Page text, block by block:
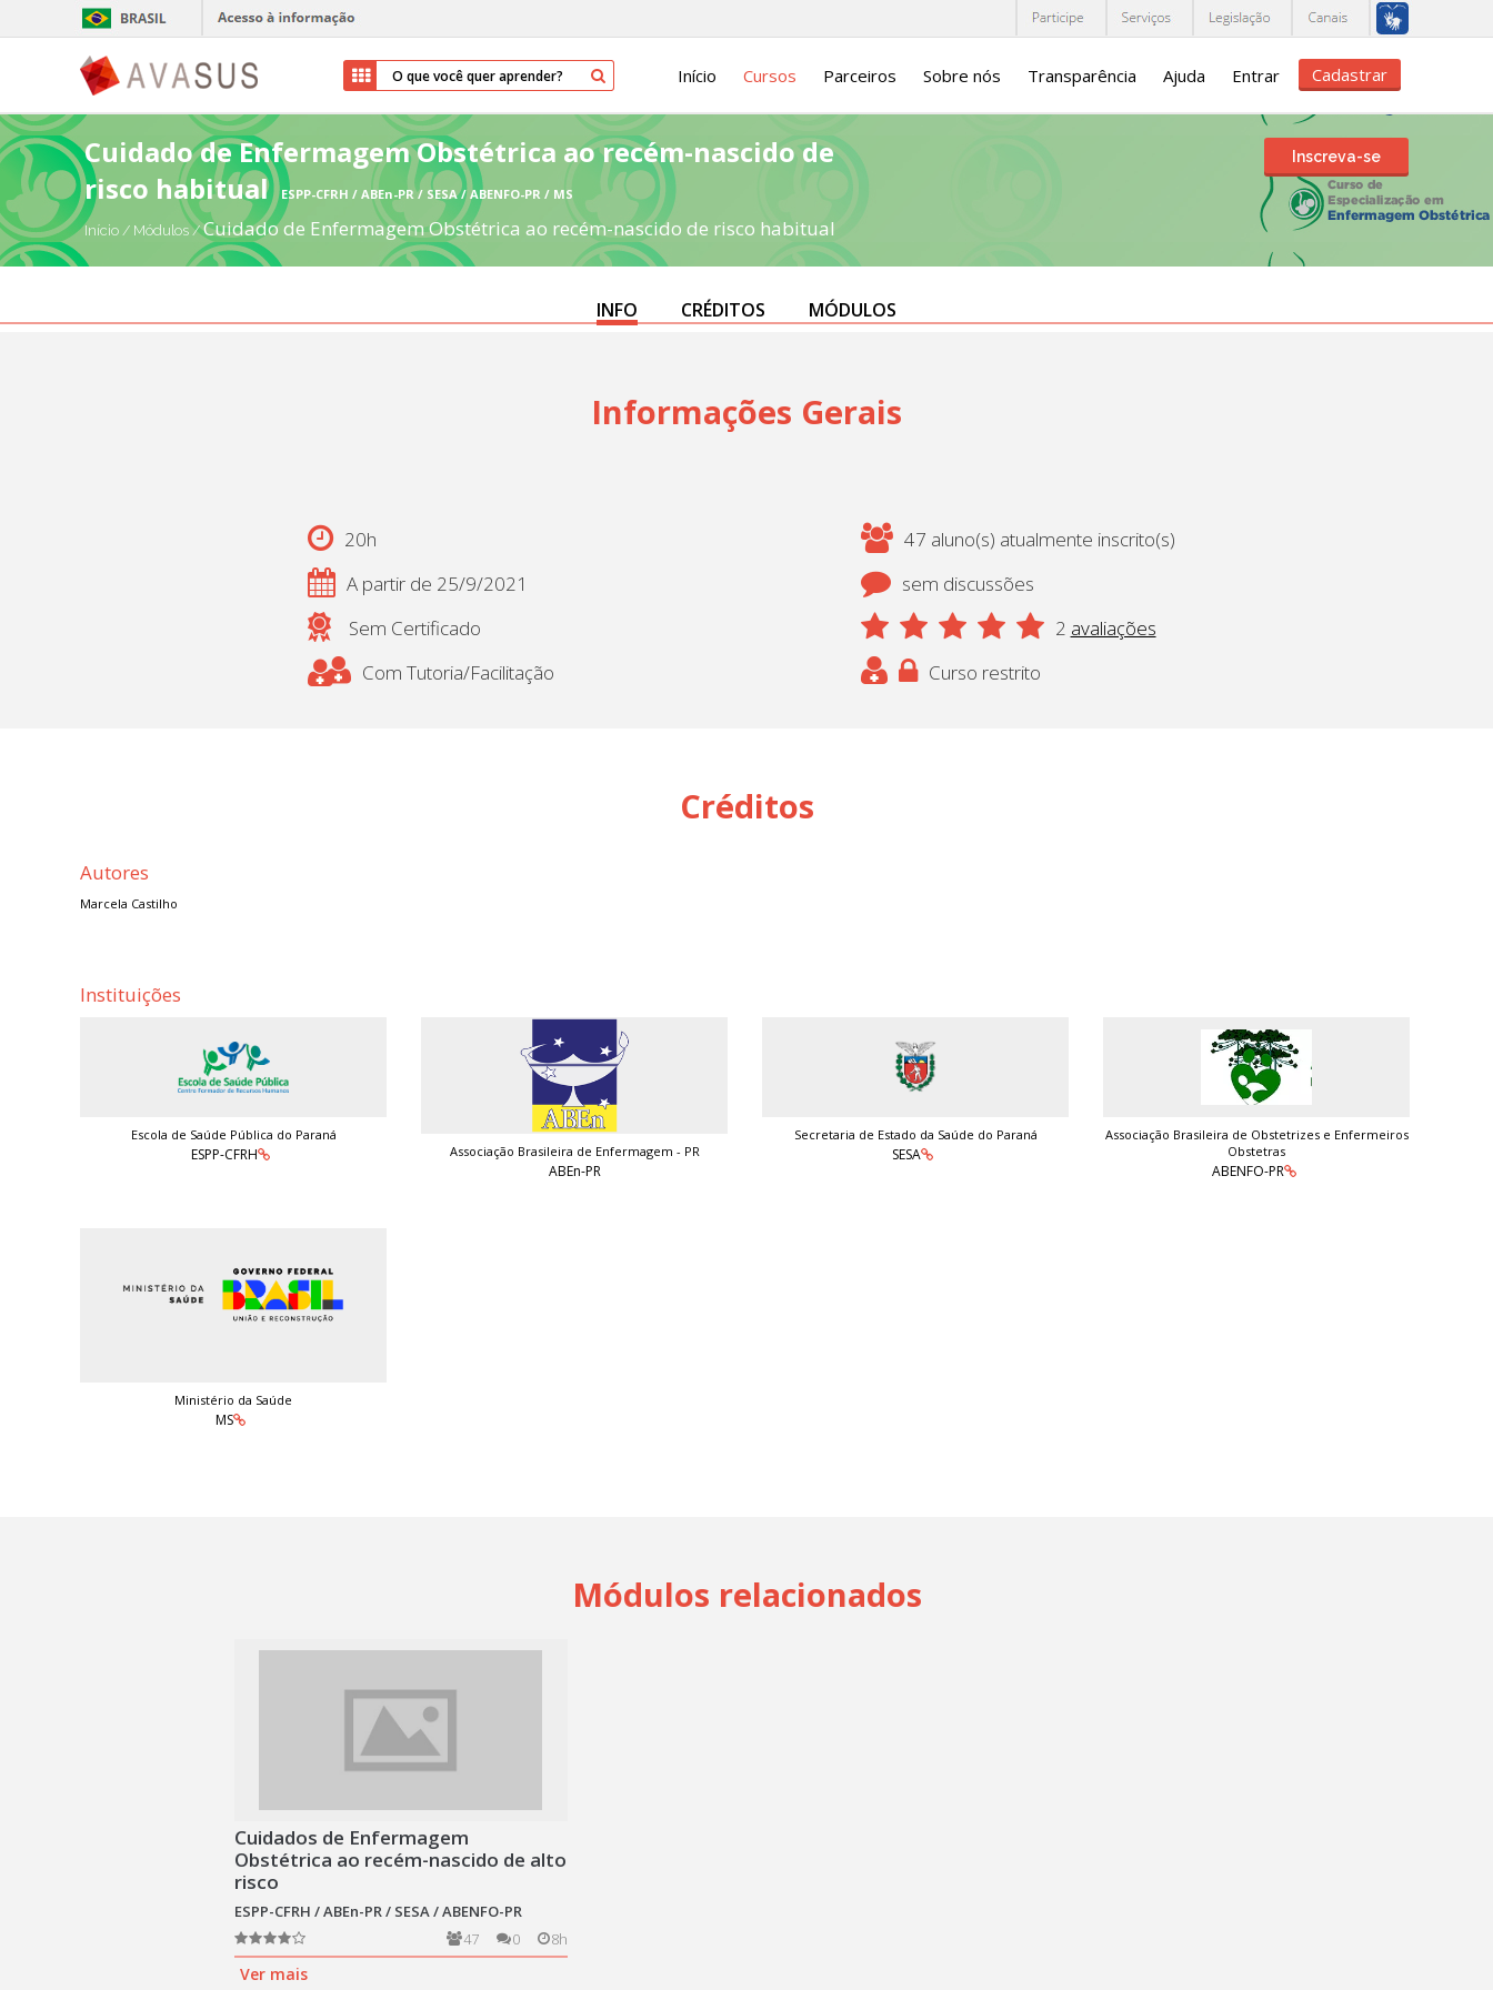
Início Cursos Parceiros Sobre nós Transparência Ajuda Entrar Cadastrar
Cuidado de Enfermagem Obstétrica ao recém-nascido de
risco habitual ESPP-CFRH / ABEn-PR / SESA / ABENFO-PR / MS
Início / Módulos/ Cuidado de Enfermagem Obstétrica ao recém-nascido de risco habitual
Inscreva-se
INFO CRÉDITOS MÓDULOS
Informações Gerais
20h
47 aluno(s) atualmente inscrito(s)
A partir de 25/9/2021
sem discussões
Sem Certificado
2 avaliações
Com Tutoria/Facilitação
Curso restrito
Créditos
Autores
Marcela Castilho
Instituições
Escola de Saúde Pública do Paraná
ESPP-CFRH Associação Brasileira de Enfermagem - PR
ABEn-PR
Secretaria de Estado da Saúde do Paraná
SESA
Associação Brasileira de Obstetrizes e Enfermeiros
Obstetras
ABENFO-PR
Ministério da Saúde
MS
Módulos relacionados
Cuidados de Enfermagem
Obstétrica ao recém-nascido de alto
risco
ESPP-CFRH / ABEn-PR / SESA / ABENFO-PR
8h
0
47
Ver mais